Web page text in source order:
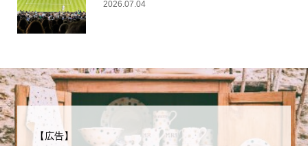
2026.07.04
【広告】